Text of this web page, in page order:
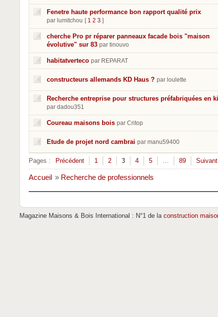
Fenetre haute performance bon rapport qualité prix
par lumitchou [ 1 2 3 ]
cherche Pro pr réparer panneaux facade bois "maison
évolutive" sur 83 par tinouvo
habitatverteco par REPARAT
constructeurs allemands KD Haus ? par loulette
Recherche entreprise pour structures préfabriquées en
par dadou351
Coureau maisons bois par Critop
Etude de projet nord cambrai par manu59400
Pages : Précédent 1 2 3 4 5 … 89 Suivant
Accueil » Recherche de professionnels
Magazine Maisons & Bois International : N°1 de la construction